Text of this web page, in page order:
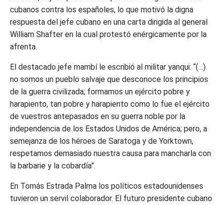
cubanos contra los españoles, lo que motivó la digna
respuesta del jefe cubano en una carta dirigida al general
William Shafter en la cual protestó enérgicamente por la
afrenta.
El destacado jefe mambí le escribió al militar yanqui: “(…)
no somos un pueblo salvaje que desconoce los principios
de la guerra civilizada; formamos un ejército pobre y
harapiento, tan pobre y harapiento como lo fue el ejército
de vuestros antepasados en su guerra noble por la
independencia de los Estados Unidos de América; pero, a
semejanza de los héroes de Saratoga y de Yorktown,
respetamos demasiado nuestra causa para mancharla con
la barbarie y la cobardía”.
En Tomás Estrada Palma los políticos estadounidenses
tuvieron un servil colaborador. El futuro presidente cubano